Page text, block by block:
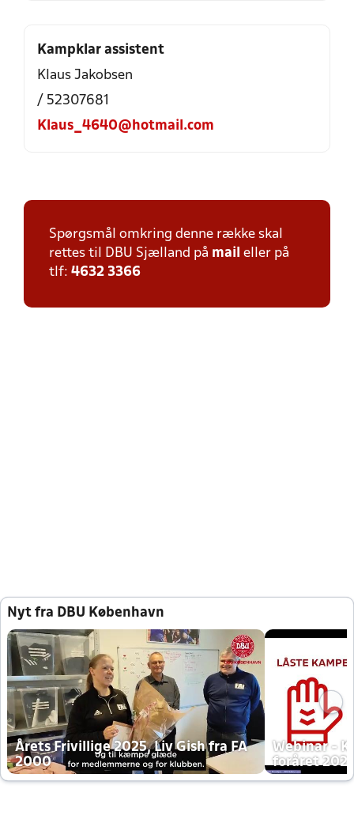
Kampklar assistent
Klaus Jakobsen
/ 52307681
Klaus_4640@hotmail.com
Spørgsmål omkring denne række skal
rettes til DBU Sjælland på mail eller på
tlf: 4632 3366
Nyt fra DBU København
Årets Frivillige 2025, Liv Gish fra FA
2000
Webinar -
foråret